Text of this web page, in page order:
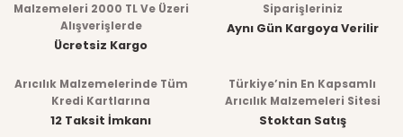
Malzemeleri 2000 TL Ve Üzeri
Alışverişlerde
Ücretsiz Kargo
Siparişleriniz
Aynı Gün Kargoya Verilir
Arıcılık Malzemelerinde Tüm
Kredi Kartlarına
12 Taksit İmkanı
Türkiye’nin En Kapsamlı
Arıcılık Malzemeleri Sitesi
Stoktan Satış